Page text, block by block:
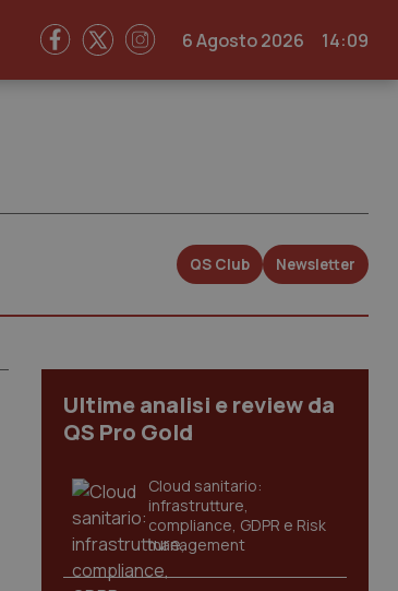
6 Agosto 2026 14:09
QS Club Newsletter
Ultime analisi e review da
QS Pro Gold
Cloud sanitario:
infrastrutture,
compliance, GDPR e Risk
management